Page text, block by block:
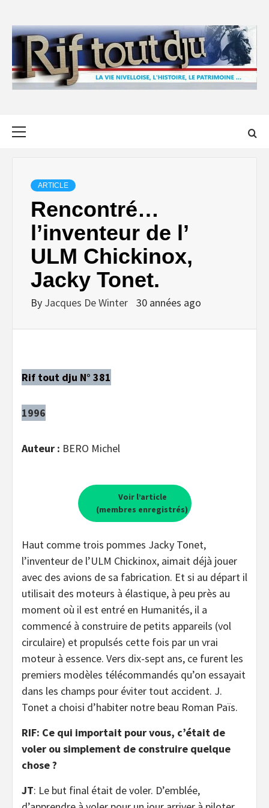
content
ARTICLE
Rencontré…
l’inventeur de l’
ULM Chickinox,
Jacky Tonet.
By Jacques De Winter 30 années ago
Rif tout dju N° 381
1996
Auteur : BERO Michel
Voir l’article
(membres enregistrés)
Haut comme trois pommes Jacky Tonet,
l’inventeur de l’ULM Chickinox, aimait déjà jouer
avec des avions de sa fabrication. Et si au départ il
utilisait des moteurs à élastique, à peu près au
moment où il est entré en Humanités, il a
commencé à construire de petits appareils (vol
circulaire) et propulsés cette fois par un vrai
moteur à essence. Vers dix-sept ans, ce furent les
premiers modèles télécommandés qu’on essayait
dans les champs pour éviter tout accident. J.
Tonet a choisi d’habiter notre beau Roman Païs.
RIF: Ce qui importait pour vous, c’était de
voler ou simplement de construire quelque
chose ?
JT: Le but final était de voler. D’emblée,